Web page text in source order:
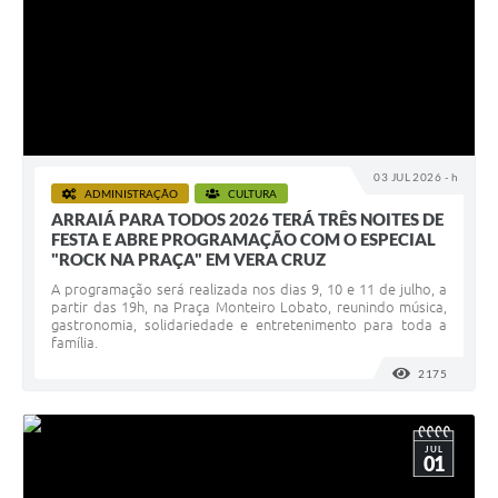
03 JUL 2026 - h
ADMINISTRAÇÃO CULTURA
ARRAIÁ PARA TODOS 2026 TERÁ TRÊS NOITES DE
FESTA E ABRE PROGRAMAÇÃO COM O ESPECIAL
"ROCK NA PRAÇA" EM VERA CRUZ
A programação será realizada nos dias 9, 10 e 11 de julho, a
partir das 19h, na Praça Monteiro Lobato, reunindo música,
gastronomia, solidariedade e entretenimento para toda a
família.
2175
JUL
01